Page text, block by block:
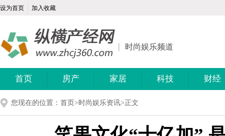
设为首页 加入收藏
时尚娱乐频道
首页 房产 家居 科技 财经
您现在的位置： 首页 >时尚娱乐资讯>正文